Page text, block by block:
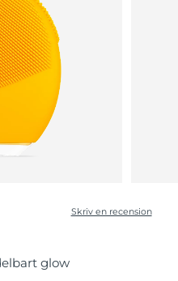
Skriv en recension
glow